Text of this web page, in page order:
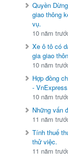
Quyền
giao thông
vụ.
10 năm
Xe ô tô có
gia giao
10 năm
Hợp đồng
-
10 năm
Những vấn
11 năm
Tính thuế
thử việc.
11 năm